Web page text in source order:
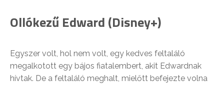
Ollókezű Edward (Disney+)
Egyszer volt, hol nem volt, egy kedves feltaláló
megalkotott egy bájos fiatalembert, akit Edwardnak
hívtak. De a feltaláló meghalt, mielőtt befejezte volna